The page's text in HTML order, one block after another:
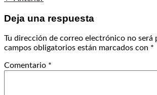
Deja una respuesta
Tu dirección de correo electrónico no será
campos obligatorios están marcados con *
Comentario *